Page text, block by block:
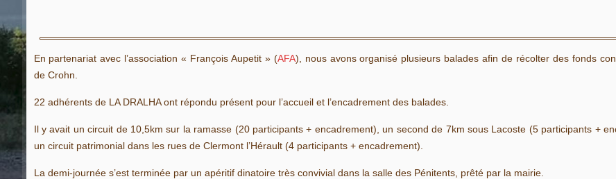
En partenariat avec l’association « François Aupetit » (AFA), nous avons organisé plusieurs balades afin de récolter des fonds
de Crohn.
22 adhérents de LA DRALHA ont répondu présent pour l’accueil et l’encadrement des balades.
Il y avait un circuit de 10,5km sur la ramasse (20 participants + encadrement), un second de 7km sous Lacoste (5 participants +
un circuit patrimonial dans les rues de Clermont l’Hérault (4 participants + encadrement).
La demi-journée s’est terminée par un apéritif dinatoire très convivial dans la salle des Pénitents, prêté par la mairie.